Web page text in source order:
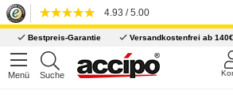
4.93 / 5.00
Bestpreis-Garantie Versandkostenfrei ab 140€
Menü Suche